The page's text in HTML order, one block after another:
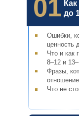
Ошибки,
ценность
Что и как
8–12 и
Фразы,
Что не
до
01